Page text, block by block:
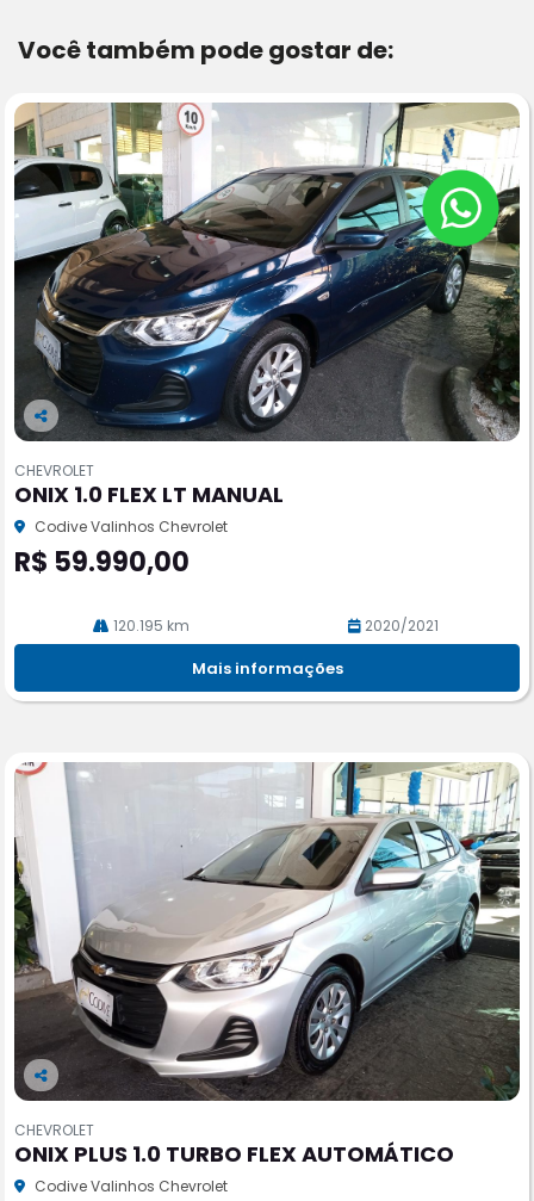
Você também pode gostar de:
Co
pa
rtil
he
CHEVROLET
ONIX 1.0 FLEX LT MANUAL
Codive Valinhos Chevrolet
R$ 59.990,00
120.195 km 2020/2021
Mais informações
Co
pa
rtil
he
CHEVROLET
ONIX PLUS 1.0 TURBO FLEX AUTOMÁTICO
Codive Valinhos Chevrolet